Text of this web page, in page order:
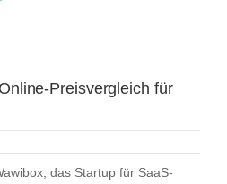
Preisvergleich für
das Startup für SaaS-